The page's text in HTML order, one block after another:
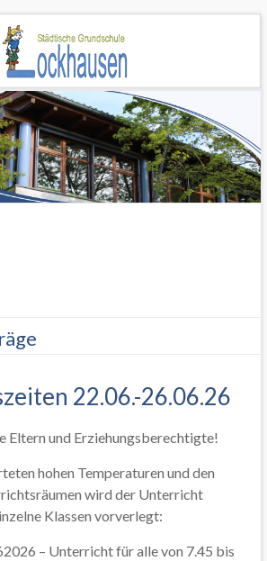
22.06.-26.06.26
Eltern und Erziehungsberechtigte!
hohen Temperaturen und den
wird der Unterricht
Klassen vorverlegt:
– Unterricht für alle von 7.45 bis